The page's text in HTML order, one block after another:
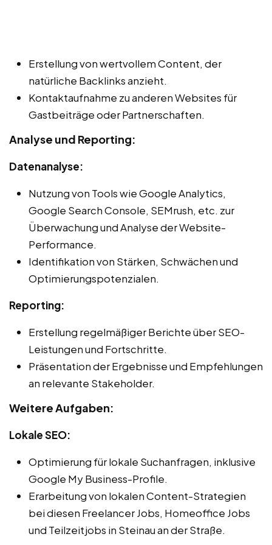
Erstellung von wertvollem Content, der
natürliche Backlinks anzieht.
Kontaktaufnahme zu anderen Websites für
Gastbeiträge oder Partnerschaften.
Analyse und Reporting:
Datenanalyse:
Nutzung von Tools wie Google Analytics,
Google Search Console, SEMrush, etc. zur
Überwachung und Analyse der Website-
Performance.
Identifikation von Stärken, Schwächen und
Optimierungspotenzialen.
Reporting:
Erstellung regelmäßiger Berichte über SEO-
Leistungen und Fortschritte.
Präsentation der Ergebnisse und Empfehlungen
an relevante Stakeholder.
Weitere Aufgaben:
Lokale SEO:
Optimierung für lokale Suchanfragen, inklusive
Google My Business-Profile.
Erarbeitung von lokalen Content-Strategien
bei diesen Freelancer Jobs, Homeoffice Jobs
und Teilzeitjobs in Steinau an der Straße.